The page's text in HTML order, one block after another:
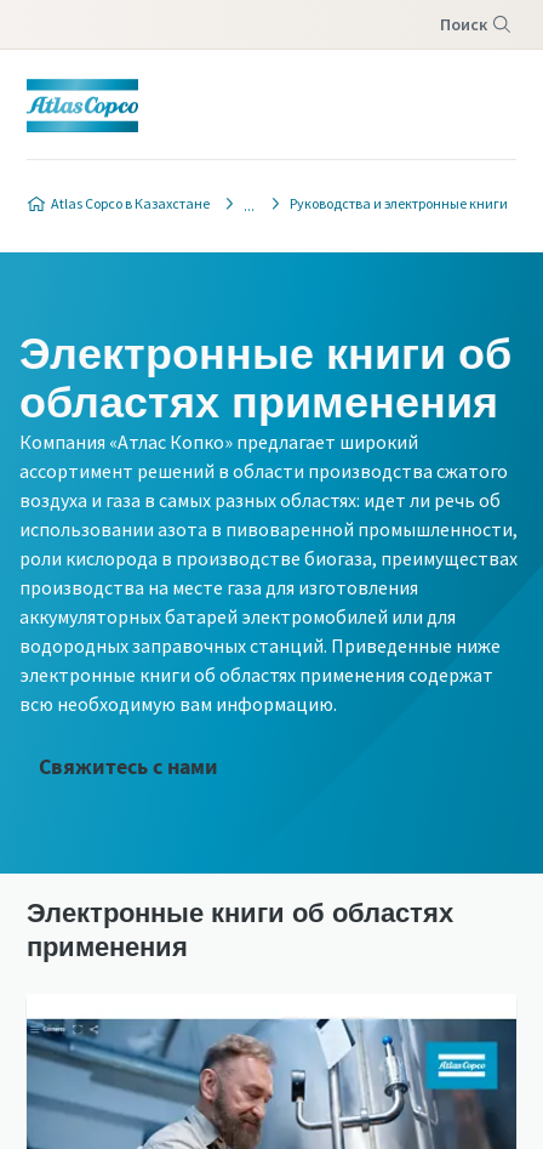
Поиск
Atlas Copco в Казахстане Руководства и электронные книги
Электронные книги об
областях применения
Компания «Атлас Копко» предлагает широкий
ассортимент решений в области производства сжатого
воздуха и газа в самых разных областях: идет ли речь об
использовании азота в пивоваренной промышленности,
роли кислорода в производстве биогаза, преимуществах
производства на месте газа для изготовления
аккумуляторных батарей электромобилей или для
водородных заправочных станций. Приведенные ниже
электронные книги об областях применения содержат
всю необходимую вам информацию.
Свяжитесь с нами
Электронные книги об областях
применения